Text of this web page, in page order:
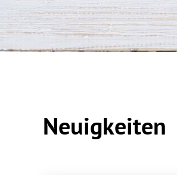
Neuigkeiten